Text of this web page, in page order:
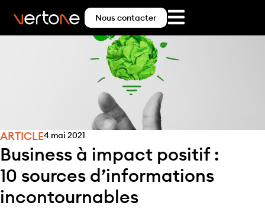
Nous contacter
ARTICLE4 mai 2021
Business à impact positif :
10 sources d’informations
incontournables